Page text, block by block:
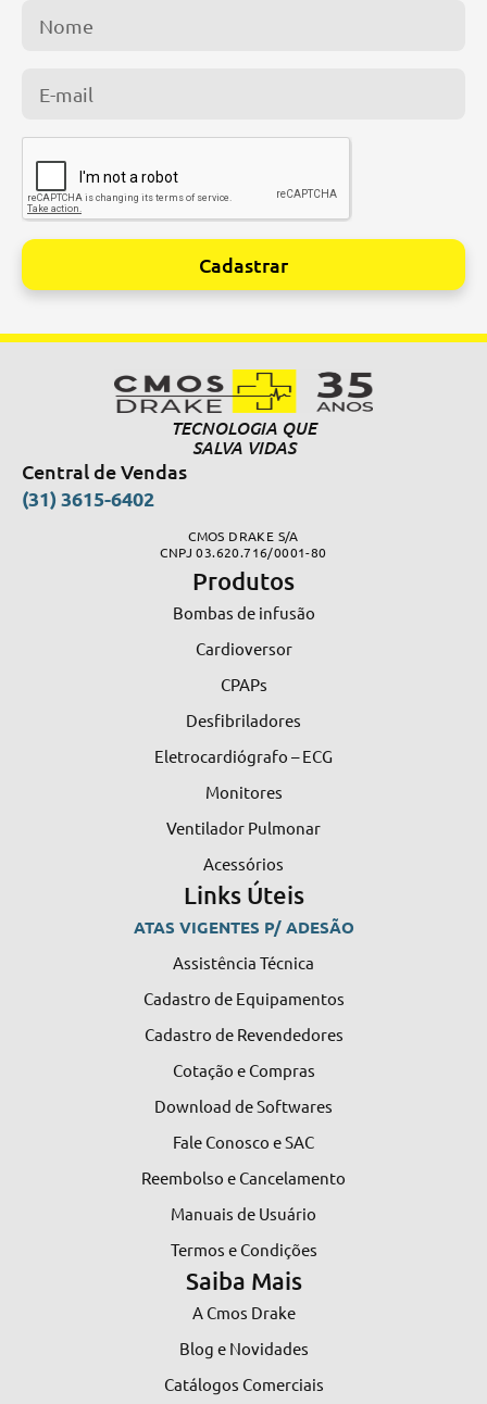
Cadastrar
TECNOLOGIA QUE
SALVA VIDAS
Central de Vendas
(31) 3615-6402
CMOS DRAKE S/A
CNPJ 03.620.716/0001-80
Produtos
Bombas de infusão
Cardioversor
CPAPs
Desfibriladores
Eletrocardiógrafo – ECG
Monitores
Ventilador Pulmonar
Acessórios
Links Úteis
ATAS VIGENTES P/ ADESÃO
Assistência Técnica
Cadastro de Equipamentos
Cadastro de Revendedores
Cotação e Compras
Download de Softwares
Fale Conosco e SAC
Reembolso e Cancelamento
Manuais de Usuário
Termos e Condições
Saiba Mais
A Cmos Drake
Blog e Novidades
Catálogos Comerciais